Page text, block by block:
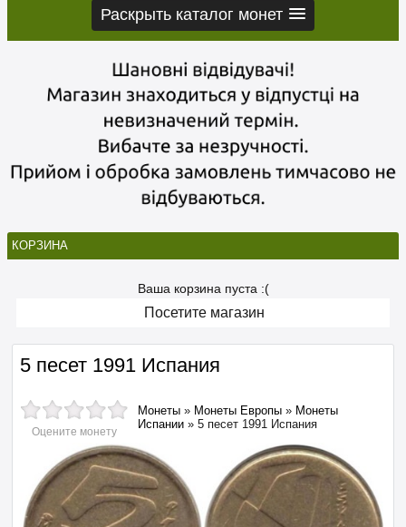
Раскрыть каталог монет
КОРЗИНА
Ваша корзина пуста :(
Посетите магазин
5 песет 1991 Испания
Оцените монету
Монеты » Монеты Европы » Монеты
Испании » 5 песет 1991 Испания